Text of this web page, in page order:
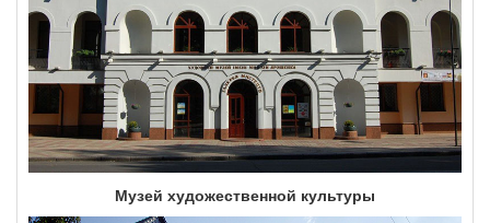
Музей художественной культуры